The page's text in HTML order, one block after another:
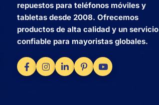
repuestos para teléfonos móviles y
tabletas desde 2008. Ofrecemos
productos de alta calidad y un servicio
confiable para mayoristas globales.